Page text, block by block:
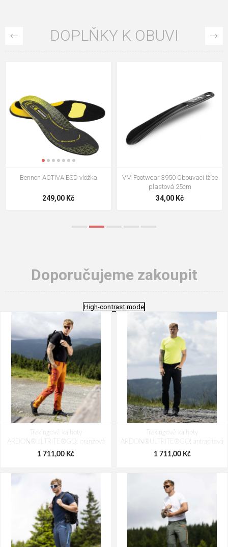
DOPLŇKY K OBUVI
VM Footwear 3009 Vkládací stélka
124,00 Kč
VM Footwear 3102 Tkaničky
ploché
18,70 Kč
Doporučujeme zakoupit
High-contrast mode
Trekingové kalhoty
ARDON®ULTRITE®GO! oranžová
1 711,00 Kč
Trekingové kalhoty
ARDON®ULTRITE®GO! antracitová
1 711,00 Kč